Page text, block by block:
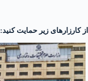
از کارزارهای زیر حمایت کنید: